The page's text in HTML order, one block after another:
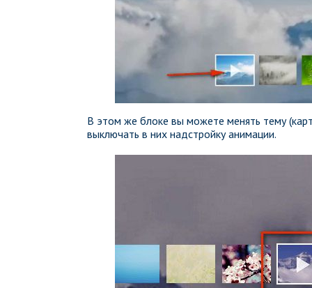
В этом же блоке вы можете менять тему
выключать в них надстройку анимации.